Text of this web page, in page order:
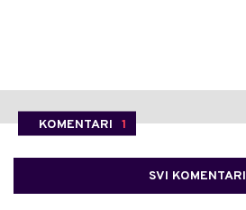
KOMENTARI 1
SVI KOMENTARI